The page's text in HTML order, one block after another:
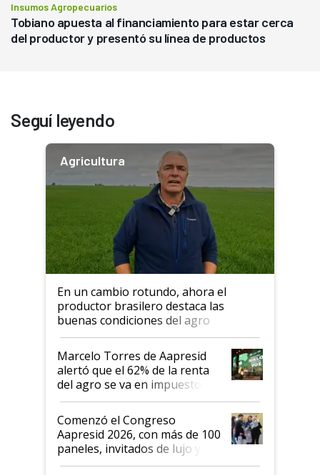
Insumos Agropecuarios
Tobiano apuesta al financiamiento para estar cerca
del productor y presentó su línea de productos
Seguí leyendo
Agricultura
En un cambio rotundo, ahora el
productor brasilero destaca las
buenas condiciones del agro
argentino para invertir: "Los veo
más motivados"
Marcelo Torres de Aapresid
alertó que el 62% de la renta
del agro se va en impuestos:
"No es bueno que en
Argentina se sigan discutiendo
las mismas cosas de hace 50
años"
Comenzó el Congreso
Aapresid 2026, con más de 100
paneles, invitados de lujo y
todas las tendencias